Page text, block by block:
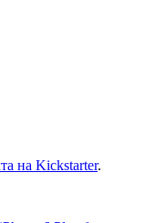
на Kickstarter.